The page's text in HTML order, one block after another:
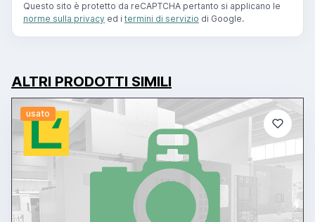
Questo sito è protetto da reCAPTCHA pertanto si applicano le
norme sulla privacy ed i termini di servizio di Google.
ALTRI PRODOTTI SIMILI
usato